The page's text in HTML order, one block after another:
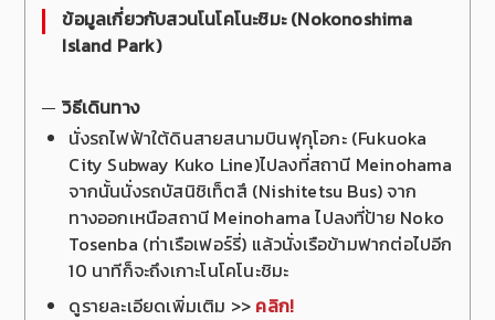
ข้อมูลเกี่ยวกับสวนโนโคโนะชิมะ (Nokonoshima
Island Park)
วิธีเดินทาง
นั่งรถไฟฟ้าใต้ดินสายสนามบินฟุกุโอกะ (Fukuoka
City Subway Kuko Line)ไปลงที่สถานี Meinohama
จากนั้นนั่งรถบัสนิชิเท็ตสึ (Nishitetsu Bus) จาก
ทางออกเหนือสถานี Meinohama ไปลงที่ป้าย Noko
Tosenba (ท่าเรือเฟอร์รี่) แล้วนั่งเรือข้ามฟากต่อไปอีก
10 นาทีก็จะถึงเกาะโนโคโนะชิมะ
ดูรายละเอียดเพิ่มเติม >> คลิก!